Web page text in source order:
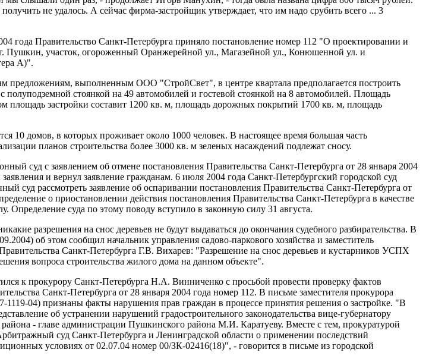
не удалось. А сейчас фирма-застройщик утверждает, что им надо срубить всего ... 3
года Правительство Санкт-Петербурга приняло постановление номер 112 "О проектировании и
г. Пушкин, участок, огороженный Оранжерейной ул., Магазейной ул., Конюшенной ул. и
А)".
выполненным ООО "СтройСвет", в центре квартала предполагается построить
стоянкой на 49 автомобилей и гостевой стоянкой на 8 автомобилей. Площадь
площадь застройки составит 1200 кв. м, площадь дорожных покрытий 1700 кв. м, площадь
10 домов, в которых проживает около 1000 человек. В настоящее время большая часть
планов строительства более 3000 кв. м зеленых насаждений подлежат сносу.
суд с заявлением об отмене постановления Правительства Санкт-Петербурга от 28 января 2004
и вернул заявление гражданам. 6 июля 2004 года Санкт-Петербургский городской суд
суд рассмотреть заявление об оспаривании постановления Правительства Санкт-Петербурга от
о приостановлении действия постановления Правительства Санкт-Петербурга в качестве
суда по этому поводу вступило в законную силу 31 августа.
разрешения на снос деревьев не будут выдаваться до окончания судебного разбирательства. В
об этом сообщил начальник управления садово-паркового хозяйства и заместитель
Санкт-Петербурга Г.В. Вихарев: "Разрешение на снос деревьев и кустарников УСПХ
вопроса строительства жилого дома на данном объекте".
к прокурору Санкт-Петербурга Н.А. Винниченко с просьбой провести проверку фактов
Санкт-Петербурга от 28 января 2004 года номер 112. В письме заместителя прокурора
04) признаны факты нарушения прав граждан в процессе принятия решения о застройке. "В
об устранении нарушений градостроительного законодательства вице-губернатору
- главе администрации Пушкинского района М.И. Каратуеву. Вместе с тем, прокуратурой
суд Санкт-Петербурга и Ленинградской области о применении последствий
условиях от 02.07.04 номер 00/ЗК-02416(18)", - говорится в письме из городской